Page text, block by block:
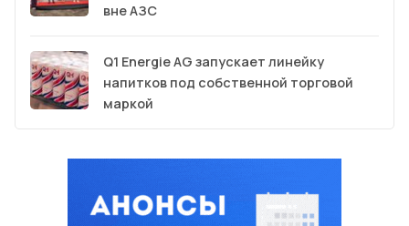
вне АЗС
Q1 Energie AG запускает линейку
напитков под собственной торговой
маркой